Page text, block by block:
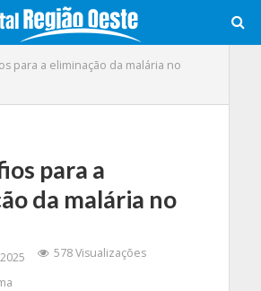
para a eliminação da malária no
para a
da malária no
578 Visualizações